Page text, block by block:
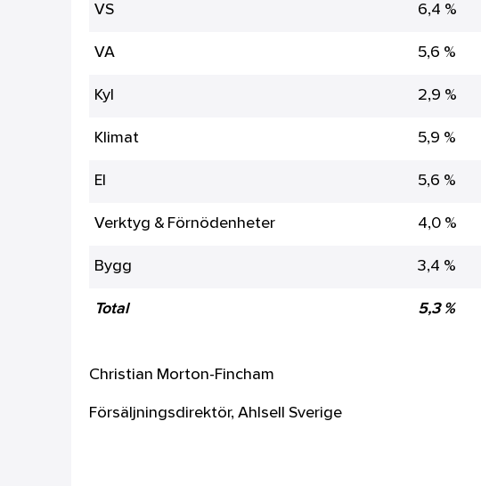
VS 6,4 %
VA 5,6 %
Kyl 2,9 %
Klimat 5,9 %
El 5,6 %
Verktyg & Förnödenheter 4,0 %
Bygg 3,4 %
Total 5,3 %
Christian Morton-Fincham
Försäljningsdirektör, Ahlsell Sverige